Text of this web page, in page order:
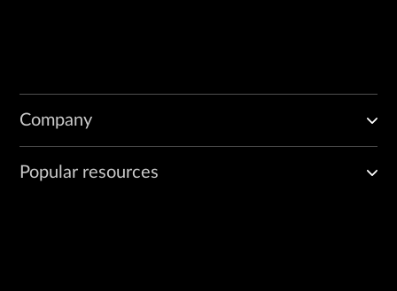
Company
Popular resources